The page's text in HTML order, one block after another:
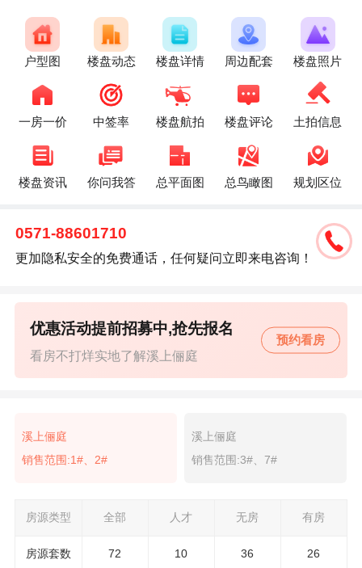
户型图 楼盘动态 楼盘详情 周边配套 楼盘照片
一房一价 中签率 楼盘航拍 楼盘评论 土拍信息
楼盘资讯 你问我答 总平面图 总鸟瞰图 规划区位
0571-88601710
更加隐私安全的免费通话，任何疑问立即来电咨询！
看房不打烊实地了解溪上俪庭
优惠活动提前招募中,抢先报名
预约看房
溪上俪庭
销售范围:1#、2#
溪上俪庭
销售范围:3#、7#
房源类型 全部 人才 无房 有房
房源套数 72 10 36 26